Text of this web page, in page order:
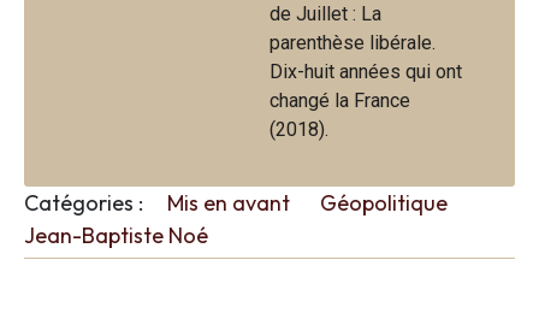
de Juillet : La
parenthèse libérale.
Dix-huit années qui ont
changé la France
(2018).
Catégories : Mis en avant
Géopolitique
Jean-Baptiste Noé